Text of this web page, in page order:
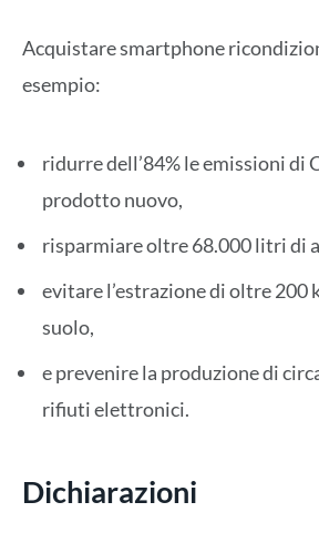
Acquistare smartphone
esempio:
ridurre dell’84% le emissioni di
prodotto nuovo,
risparmiare oltre 68.000 litri di
evitare l’estrazione di oltre 200
suolo,
e prevenire la produzione di
rifiuti elettronici.
Dichiarazioni